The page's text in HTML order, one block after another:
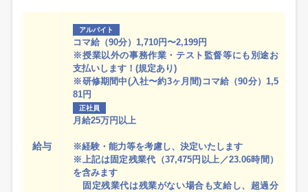
給与
アルバイト
コマ給（90分）1,710円〜2,199円
※授業以外の事務作業・テスト監督等にも別途お
支払いします！(規定あり)
※研修期間中(入社〜約3ヶ月間)コマ給（90分）1,5
81円
正社員
月給25万円以上
※経験・能力等を考慮し、決定いたします
※上記は固定残業代（37,475円以上／23.06時間）
を含みます
固定残業代は残業がない場合も支給し、超過分